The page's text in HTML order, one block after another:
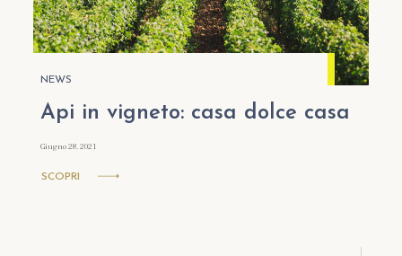
NEWS
Api in vigneto: casa dolce casa
Giugno 28, 2021
SCOPRI